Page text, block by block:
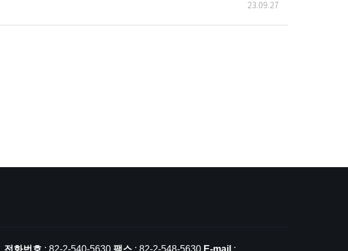
23.09.27
전화번호 : 82-2-540-5630 팩스 : 82-2-548-5630 E-mail :